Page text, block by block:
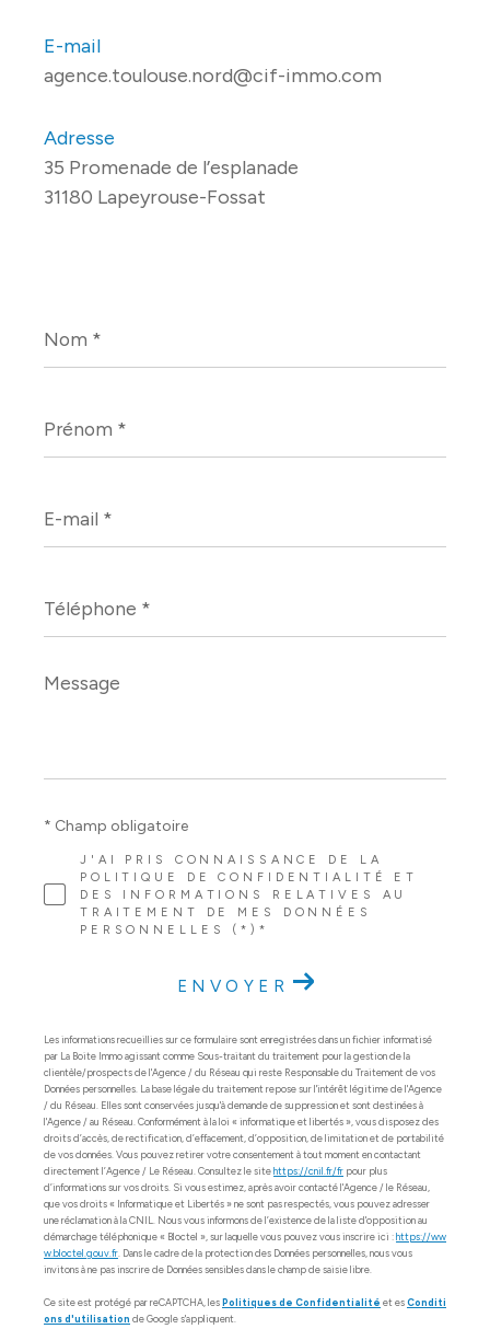
E-mail
agence.toulouse.nord@cif-immo.com
Adresse
35 Promenade de l’esplanade
31180 Lapeyrouse-Fossat
*
*
mail
*
*
Message
*
J'AI PRIS CONNAISSANCE DE LA
POLITIQUE DE CONFIDENTIALITÉ ET
DES INFORMATIONS RELATIVES AU
TRAITEMENT DE MES DONNÉES
PERSONNELLES (*)*
* Champ obligatoire
ENVOYER
Les informations recueillies sur ce formulaire sont enregistrées dans un fichier informatisé
par La Boite Immo agissant comme Sous-traitant du traitement pour la gestion de la
clientèle/prospects de l'Agence / du Réseau qui reste Responsable du Traitement de vos
Données personnelles. La base légale du traitement repose sur l'intérêt légitime de l'Agence
/ du Réseau. Elles sont conservées jusqu'à demande de suppression et sont destinées à
l'Agence / au Réseau. Conformément à la loi « informatique et libertés », vous disposez des
droits d’accès, de rectification, d’effacement, d’opposition, de limitation et de portabilité
de vos données. Vous pouvez retirer votre consentement à tout moment en contactant
directement l’Agence / Le Réseau. Consultez le sitehttps://cnil.fr/fr pour plus
d’informations sur vos droits. Si vous estimez, après avoir contacté l'Agence / le Réseau,
que vos droits « Informatique et Libertés » ne sont pas respectés, vous pouvez adresser
une réclamation à la CNIL. Nous vous informons de l’existence de la liste d'opposition au
démarchage téléphonique « Bloctel », sur laquelle vous pouvez vous inscrire ici :https://ww
w.bloctel.gouv.fr . Dans le cadre de la protection des Données personnelles, nous vous
invitons à ne pas inscrire de Données sensibles dans le champ de saisie libre.
Ce site est protégé par reCAPTCHA, lesPolitiques de Confidentialité et esConditi
ons d'utilisation de Google s'appliquent.